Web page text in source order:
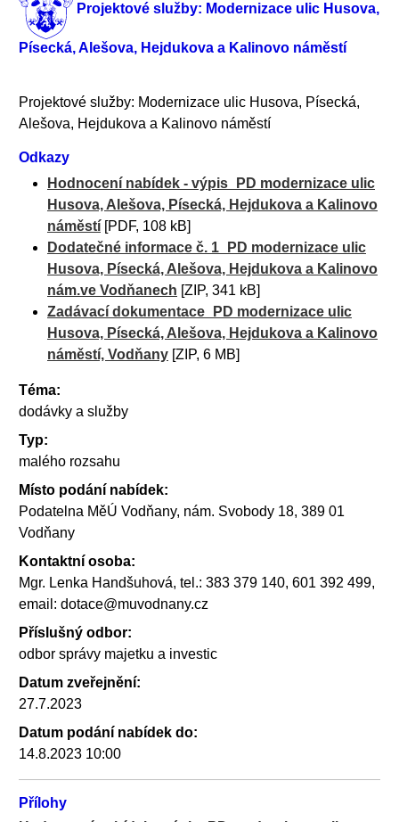
Projektové služby: Modernizace ulic Husova,
Písecká, Alešova, Hejdukova a Kalinovo náměstí
Projektové služby: Modernizace ulic Husova, Písecká,
Alešova, Hejdukova a Kalinovo náměstí
Odkazy
Hodnocení nabídek - výpis_PD modernizace ulic
Husova, Alešova, Písecká, Hejdukova a Kalinovo
náměstí [PDF, 108 kB]
Dodatečné informace č. 1_PD modernizace ulic
Husova, Písecká, Alešova, Hejdukova a Kalinovo
nám.ve Vodňanech [ZIP, 341 kB]
Zadávací dokumentace_PD modernizace ulic
Husova, Písecká, Alešova, Hejdukova a Kalinovo
náměstí, Vodňany [ZIP, 6 MB]
Téma:
dodávky a služby
Typ:
malého rozsahu
Místo podání nabídek:
Podatelna MěÚ Vodňany, nám. Svobody 18, 389 01
Vodňany
Kontaktní osoba:
Mgr. Lenka Handšuhová, tel.: 383 379 140, 601 392 499,
email: dotace@muvodnany.cz
Příslušný odbor:
odbor správy majetku a investic
Datum zveřejnění:
27.7.2023
Datum podání nabídek do:
14.8.2023 10:00
Přílohy